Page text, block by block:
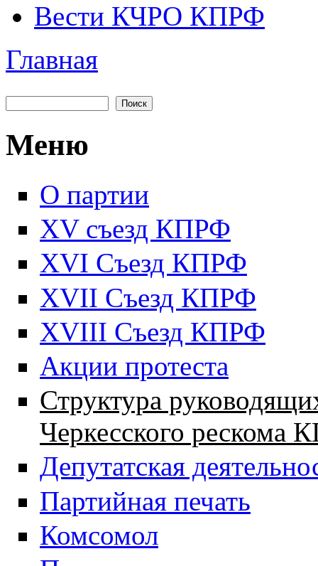
Вести КЧРО КПРФ
Вы здесь
Главная
Форма поиска
Меню
О партии
XV съезд КПРФ
XVI Съезд КПРФ
XVII Cъезд КПРФ
XVIII Cъезд КПРФ
Акции протеста
Структура
Черкесского рескома
Депутатская
Партийная печать
Комсомол